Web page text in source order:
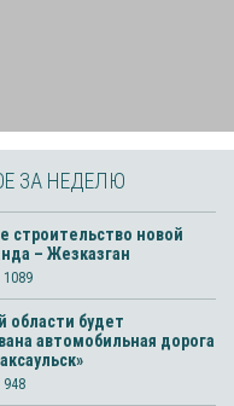
ЗА НЕДЕЛЮ
строительство новой
– Жезказган
1089
области будет
автомобильная дорога
948